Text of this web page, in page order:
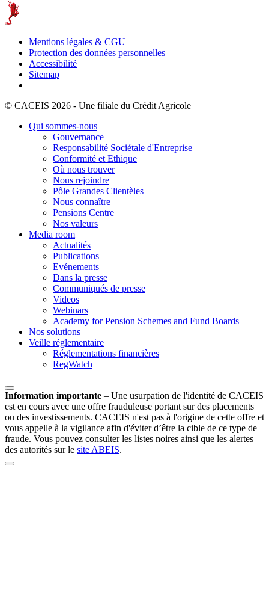
Mentions légales & CGU
Protection des données personnelles
Accessibilité
Sitemap
© CACEIS 2026 - Une filiale du Crédit Agricole
Qui sommes-nous
Gouvernance
Responsabilité Sociétale d'Entreprise
Conformité et Ethique
Où nous trouver
Nous rejoindre
Pôle Grandes Clientèles
Nous connaître
Pensions Centre
Nos valeurs
Media room
Actualités
Publications
Evénements
Dans la presse
Communiqués de presse
Videos
Webinars
Academy for Pension Schemes and Fund Boards
Nos solutions
Veille réglementaire
Réglementations financières
RegWatch
Information importante – Une usurpation de l'identité de CACEIS
est en cours avec une offre frauduleuse portant sur des placements
ou des investissements. CACEIS n'est pas à l'origine de cette offre et
vous appelle à la vigilance afin d'éviter d’être la cible de ce type de
fraude. Vous pouvez consulter les listes noires ainsi que les alertes
des autorités sur le site ABEIS.